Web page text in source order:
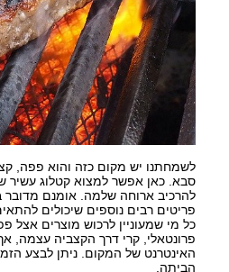
לשמחתנו יש מקום כזה והוא פפה,
סבא. כאן אפשר למצוא קטלוג עשיר של
להרכיב ארוחה שלמה. אומנם מדובר
פריטים רבים נוספים שיכולים
כל מי שמעוניין לרכוש מוצרים אצל
פרונטאלי, קרי דרך הקצביה עצמה,
האינטרנט של המקום. ניתן לבצע
הביתה.